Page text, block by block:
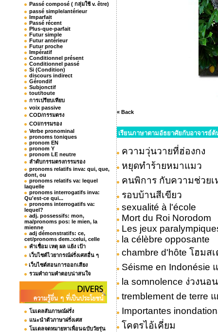
Passé composé ( กลุ่มใช้ v. être)
passé simple/antérieur
Imparfait
Passé récent
Plus-que-parfait
Futur simple
Futur antérieur
Futur proche
Impératif
Conditionnel présent
Conditionnel passé
Si (Condition)
discours indirect
Gérondif
Subjonctif
tout/toute
การเปรียบเทียบ
voix passive
COD/กรรมตรง
COI/กรรมรอง
Verbe pronominal
pronoms toniques
pronom EN
pronom Y
pronom LE neutre
ลำดับกรรมตรงกรรมรอง
pronoms relatifs inva: qui, que,
dont, ou
pronoms relatifs va: lequel
laquelle
pronoms interrogatifs inva:
Qu'est-ce qui...
pronoms interrogatifs va:
lequel?
adj. possessifs: mon,
ma/pronoms pos: le mien, la
mienne
adj démonstratifs: ce,
cet/pronoms dem.:celui, celle
คำเชื่อม เหตุ ผล แย้ง เป้า
เว็บไซต์ไวยากรณ์ฝรั่งเศสอื่น ๆ
เว็บไซต์สอนการออกเสียง
รวมคำถามคำตอบน่าสนใจ
โมเดลสัมภาษณ์ฝรั่ง
แนะนำตัวภาษาฝรั่งเศส
โมเดลจดหมายหาเพื่อนฉบับวัยรุ่น
« Back
เรียนภาษาตามอัธยาศัยกับอาจารย์
ความวุ่นวายที่ฮ่องกง
หยุดทำร้ายหมาแมว
คนพิการ กับความช่วยเ
รอบบ้านสีเขียว
sexualité à l'école
Mort du Roi Norodom
Les jeux
la célèbre opposante
chambre d'hôte โฮมสเ
Séisme en Indonésie
la somnolence ง่วงนอน
tremblement de terre
Importantes
โคตรไอ้เคี่ยม